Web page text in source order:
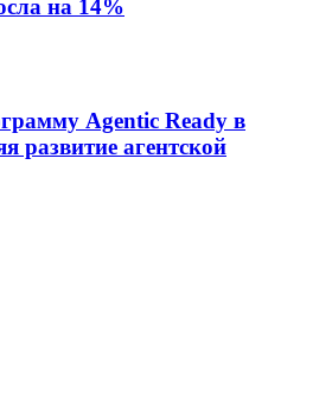
на 14%
Agentic Ready в
развитие агентской